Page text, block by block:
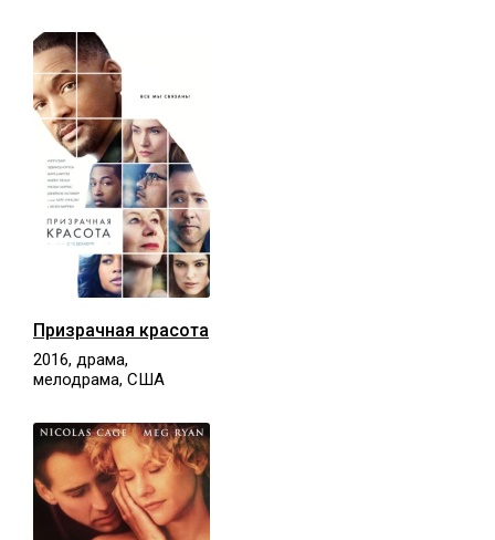
Призрачная красота
2016, драма,
мелодрама, США